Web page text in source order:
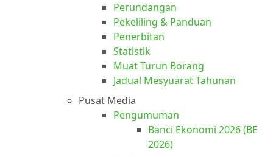
Perundangan
Pekeliling & Panduan
Penerbitan
Statistik
Muat Turun Borang
Jadual Mesyuarat Tahunan
Pusat Media
Pengumuman
Banci Ekonomi 2026 (BE
2026)